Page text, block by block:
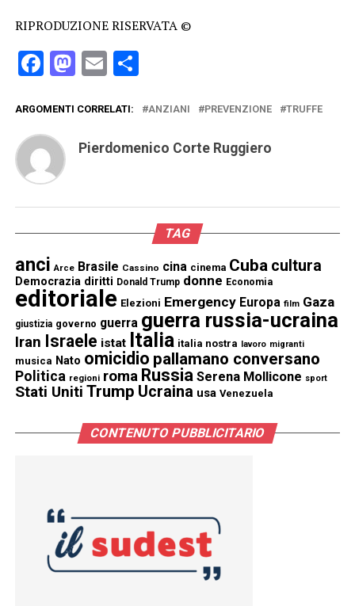
RIPRODUZIONE RISERVATA ©
Facebook
Mastodon
EmailCondividi
ARGOMENTI CORRELATI: ANZIANI PREVENZIONE TRUFFE
Pierdomenico Corte Ruggiero
TAG
anci Arce Brasile Cassino cina cinema Cuba cultura
Democrazia diritti Donald Trump donne Economia
editoriale Elezioni Emergency Europa film Gaza
giustizia governo guerra guerra russia-ucraina
Iran Israele istat Italia italia nostra lavoro migranti
musica Nato omicidio pallamano conversano
Politica regioni roma Russia Serena Mollicone sport
Stati Uniti Trump Ucraina usa Venezuela
CONTENUTO PUBBLICITARIO